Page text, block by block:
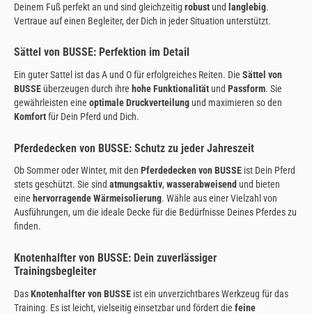
Deinem Fuß perfekt an und sind gleichzeitig robust und langlebig.
Vertraue auf einen Begleiter, der Dich in jeder Situation unterstützt.
Sättel von BUSSE: Perfektion im Detail
Ein guter Sattel ist das A und O für erfolgreiches Reiten. Die Sättel von
BUSSE überzeugen durch ihre hohe Funktionalität und Passform. Sie
gewährleisten eine optimale Druckverteilung und maximieren so den
Komfortfür Dein Pferd und Dich.
Pferdedecken von BUSSE: Schutz zu jeder Jahreszeit
Ob Sommer oder Winter, mit den Pferdedecken von BUSSE ist Dein Pferd
stets geschützt. Sie sind atmungsaktiv, wasserabweisend und bieten
eine hervorragende Wärmeisolierung. Wähle aus einer Vielzahl von
Ausführungen, um die ideale Decke für die Bedürfnisse Deines Pferdes zu
finden.
Knotenhalfter von BUSSE: Dein zuverlässiger
Trainingsbegleiter
DasKnotenhalfter von BUSSE ist ein unverzichtbares Werkzeug für das
Training. Es ist leicht, vielseitig einsetzbar und fördert die feine